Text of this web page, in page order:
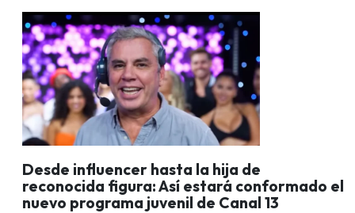
Desde influencer hasta la hija de
reconocida figura: Así estará conformado el
nuevo programa juvenil de Canal 13